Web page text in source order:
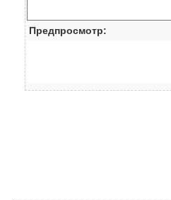
Предпросмотр: